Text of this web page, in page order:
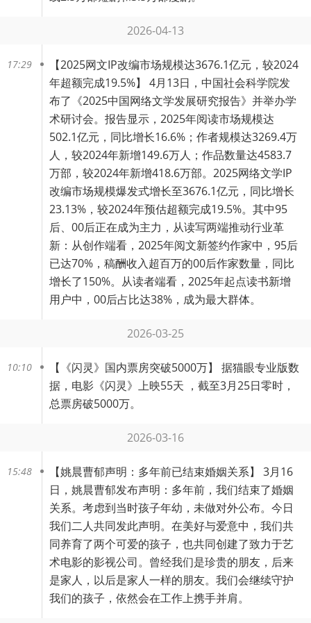
2026-04-13
17:29 【2025网文IP改编市场规模达3676.1亿元，较2024
年超额完成19.5%】 4月13日，中国社会科学院发
布了《2025中国网络文学发展研究报告》并举办学
术研讨会。报告显示，2025年阅读市场规模达
502.1亿元，同比增长16.6%；作者规模达3269.4万
人，较2024年新增149.6万人；作品数量达4583.7
万部，较2024年新增418.6万部。2025网络文学IP
改编市场规模爆发式增长至3676.1亿元，同比增长
23.13%，较2024年预估超额完成19.5%。其中95
后、00后正在成为主力，从读写两端推动行业革
新：从创作端看，2025年阅文新签约作家中，95后
已达70%，稿酬收入超百万的00后作家数量，同比
增长了150%。从读者端看，2025年起点读书新增
用户中，00后占比达38%，成为最大群体。
2026-03-25
10:10 【 《闪灵》国内票房突破5000万】 据猫眼专业版数
据，电影《闪灵》上映55天 ，截至3月25日零时，
总票房破5000万。
2026-03-16
15:48 【姚晨曹郁声明：多年前已结束婚姻关系】 3月16
日，姚晨曹郁发布声明：多年前，我们结束了婚姻
关系。考虑到当时孩子年幼，未做对外公布。今日
我们二人共同发此声明。在美好与爱意中，我们共
同养育了两个可爱的孩子，也共同创建了致力于艺
术电影的影视公司。曾经我们是珍贵的朋友，后来
是家人，以后是家人一样的朋友。我们会继续守护
我们的孩子，依然会在工作上携手并肩。